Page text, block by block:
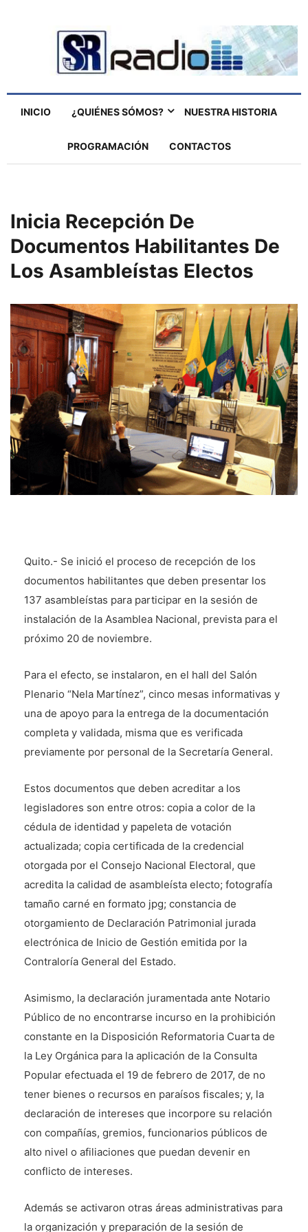
INICIO ¿QUIÉNES SÓMOS? NUESTRA HISTORIA
PROGRAMACIÓN CONTACTOS
Inicia Recepción De
Documentos Habilitantes De
Los Asambleístas Electos
Quito.- Se inició el proceso de recepción de los
documentos habilitantes que deben presentar los
137 asambleístas para participar en la sesión de
instalación de la Asamblea Nacional, prevista para el
próximo 20 de noviembre.
Para el efecto, se instalaron, en el hall del Salón
Plenario “Nela Martínez”, cinco mesas informativas y
una de apoyo para la entrega de la documentación
completa y validada, misma que es verificada
previamente por personal de la Secretaría General.
Estos documentos que deben acreditar a los
legisladores son entre otros: copia a color de la
cédula de identidad y papeleta de votación
actualizada; copia certificada de la credencial
otorgada por el Consejo Nacional Electoral, que
acredita la calidad de asambleísta electo; fotografía
tamaño carné en formato jpg; constancia de
otorgamiento de Declaración Patrimonial jurada
electrónica de Inicio de Gestión emitida por la
Contraloría General del Estado.
Asimismo, la declaración juramentada ante Notario
Público de no encontrarse incurso en la prohibición
constante en la Disposición Reformatoria Cuarta de
la Ley Orgánica para la aplicación de la Consulta
Popular efectuada el 19 de febrero de 2017, de no
tener bienes o recursos en paraísos fiscales; y, la
declaración de intereses que incorpore su relación
con compañías, gremios, funcionarios públicos de
alto nivel o afiliaciones que puedan devenir en
conflicto de intereses.
Además se activaron otras áreas administrativas para
la organización y preparación de la sesión de